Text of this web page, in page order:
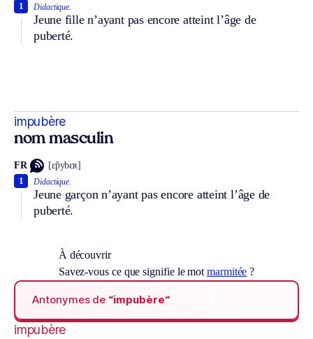
Didactique.
Jeune fille n’ayant pas encore atteint l’âge de
puberté.
1
impubère
nom masculin
FR [ɛ̃pybɛʀ]
Didactique.
Jeune garçon n’ayant pas encore atteint l’âge de
puberté.
1
À découvrir
Savez-vous ce que signifie le motmarmitée ?
Antonymes de “impubère“
impubère